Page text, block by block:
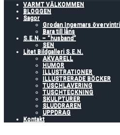
VARMT VÄLKOMMEN
BLOGGEN
Sagor
Grodan Ingemars
Bara till låns
S.E.N. – “husband”
SEN
Litet Bildgalleri S.E.N.
AKVARELL
HUMOR
ILLUSTRATIONER
ILLUSTRERADE BÖCKER
TUSCHLAVERING
TUSCHTECKNING
SKULPTURER
SLUDDRAREN
UPPDRAG
Kontakt